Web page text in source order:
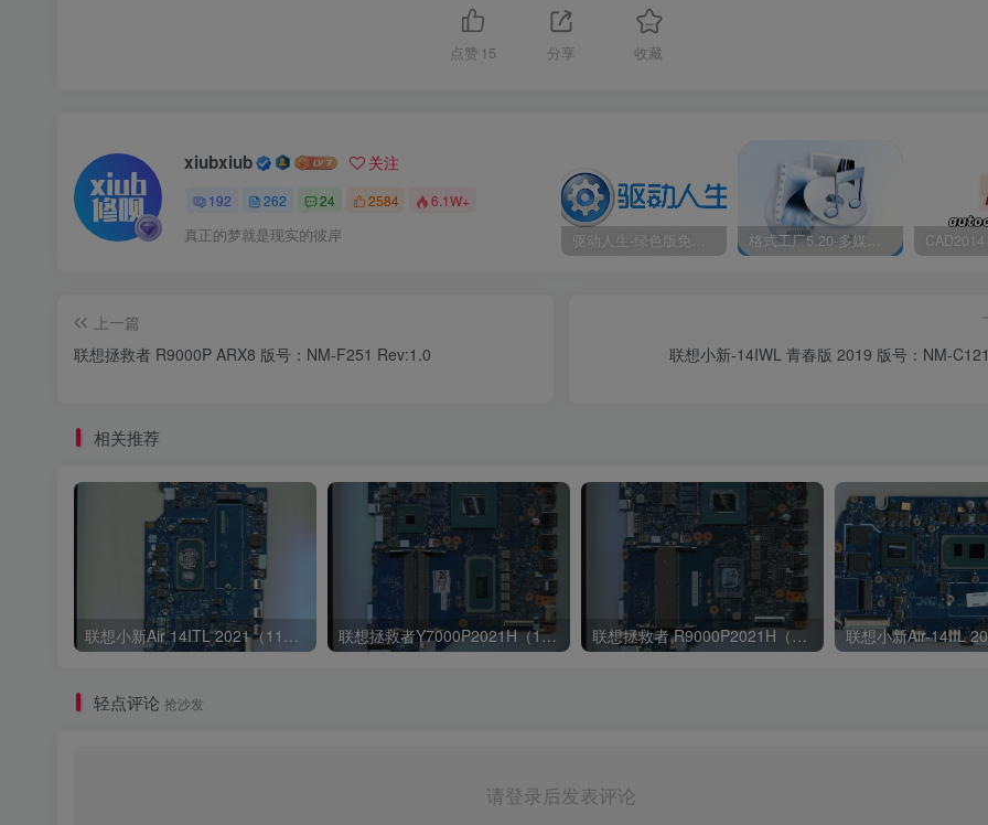
点赞 15 分享 收藏
xiubxiub 关注
192 262 24 2584 6.1W+
真正的梦就是现实的彼岸
上一篇
联想拯救者 R9000P ARX8 版号：NM-F251 Rev:1.0
联想小新-14IWL 青春版 2019 版号：NM-
相关推荐
联想小新Air 14ITL 2021（11代i5 集显）版号：LA-K321P Rev:1B 联想拯救者Y7000P2021H（11代i7 RTX3060）版号:NM-D711 Rev:2.0 联想拯救者 R9000P2021H（R7-5800H 显卡 RTX 3060）NM-D562 Rev:2.0
轻点评论 抢沙发
请登录后发表评论